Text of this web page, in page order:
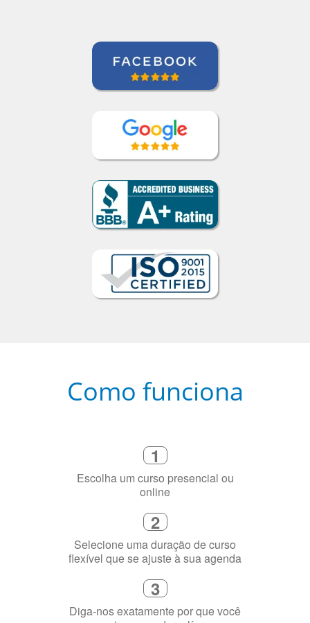
Como funciona
Escolha um curso presencial ou
online
Selecione uma duração de curso
flexível que se ajuste à sua agenda